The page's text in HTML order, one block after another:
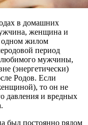
в домашних
женщина и
одном жилом
период
мужчины,
(энергетически)
Родов. Если
то он не
давления и вредных
был постоянно рядом